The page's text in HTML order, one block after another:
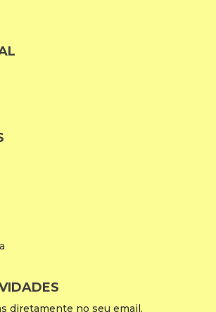
diretamente no seu email.